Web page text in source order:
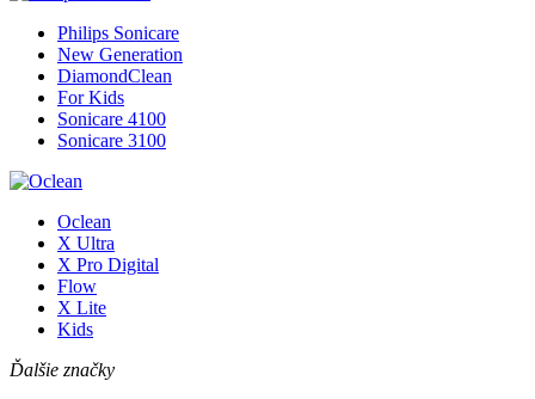
Philips Sonicare
New Generation
DiamondClean
For Kids
Sonicare 4100
Sonicare 3100
Oclean
X Ultra
X Pro Digital
Flow
X Lite
Kids
Ďalšie značky